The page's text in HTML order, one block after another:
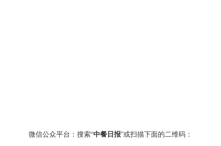
微信公众平台：搜索“中餐日报”或扫描下面的二维码：